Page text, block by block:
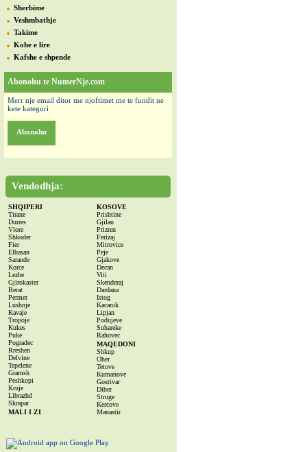
Sherbime
Veshmbathje
Takime
Kohe e lire
Kafshe e shpende
Abonohu te NumerNje.com
Merr nje email ditor me njoftimet me te fundit ne
kete kategori
Abonohu
Vendodhja:
SHQIPERI
Tirane
Durres
Vlore
Shkoder
Fier
Elbasan
Sarande
Korce
Lezhe
Gjirokaster
Berat
Permet
Lushnje
Kavaje
Tropoje
Kukes
Puke
Pogradec
Rreshen
Delvine
Tepelene
Gramsh
Peshkopi
Kruje
Librazhd
Skrapar
MALI I ZI
KOSOVE
Prishtine
Gjilan
Prizren
Ferizaj
Mitrovice
Peje
Gjakove
Decan
Viti
Skenderaj
Dardana
Istog
Kacanik
Lipjan
Podujeve
Suhareke
Rahovec
MAQEDONI
Shkup
Oher
Tetove
Kumanove
Gostivar
Diber
Struge
Kercove
Manastir